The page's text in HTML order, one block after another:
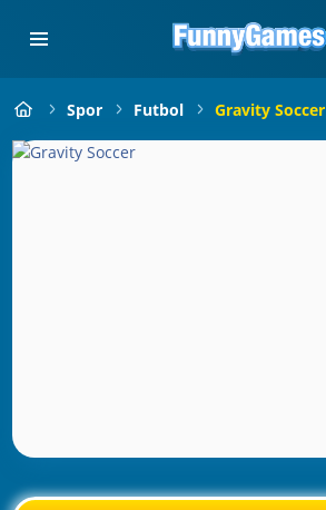
Spor Futbol Gravity Soccer